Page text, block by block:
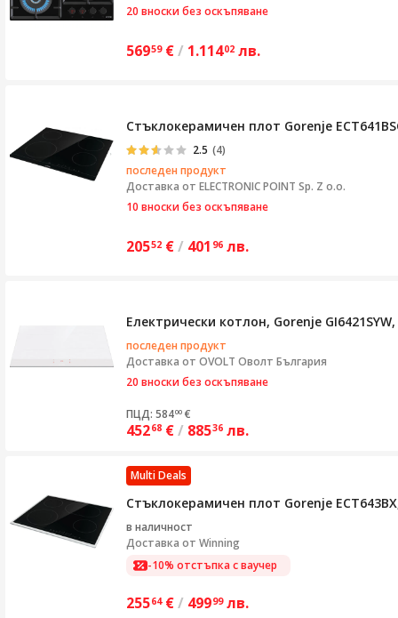
20 вноски без оскъпяване
56959 €/ 1.11402 лв.
Стъклокерамичен плот Gorenje
2.5 (4)
последен продукт
Доставка от ELECTRONIC POINT Sp. Z o.o.
10 вноски без оскъпяване
20552 €/ 401 96 лв.
Електрически котлон, Gorenje
последен продукт
Доставка от OVOLT Оволт България
20 вноски без оскъпяване
ПЦД: 58400 €
45268 €/ 88536 лв.
Multi Deals
Стъклокерамичен плот Gorenje
в наличност
Доставка от Winning
-10% отстъпка с ваучер
25564 €/ 49999 лв.